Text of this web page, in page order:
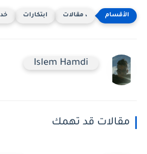
، مقالات ابتكارات
Islem Hamdi
مقالات قد تهمك